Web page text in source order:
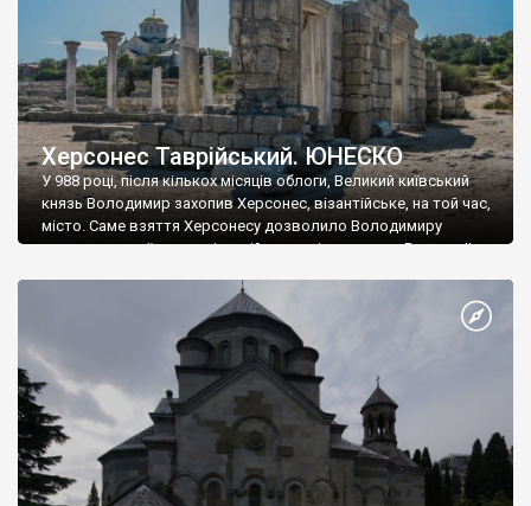
Херсонес Таврійський. ЮНЕСКО
У 988 році, після кількох місяців облоги, Великий київський
князь Володимир захопив Херсонес, візантійське, на той час,
місто. Саме взяття Херсонесу дозволило Володимиру
диктувати свої умови візантійському імператору Василю ІІ, та
Херсонесі Володимир-язичник, став Василем-християнином.
А потім було Хрещення Русі. На честь Херсонесу Таврійського